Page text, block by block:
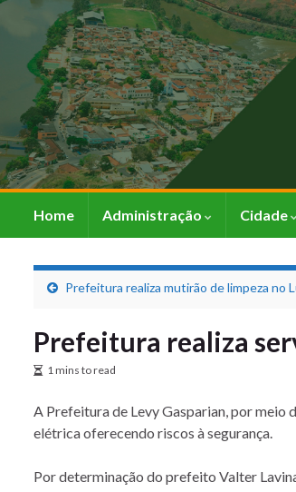
Home Administração Cidade
Prefeitura realiza mutirão de limpeza no
Prefeitura realiza
1 mins to read
A Prefeitura de Levy Gasparian, por meio
elétrica oferecendo riscos à segurança.
Por determinação do prefeito Valter